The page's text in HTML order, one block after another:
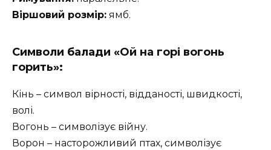
Віршовий розмір: ямб.
Символи балади «Ой на горі вогонь
горить»:
Кінь – символ вірності, відданості, швидкості,
волі.
Вогонь – символізує війну.
Ворон – насторожливий птах, символізує